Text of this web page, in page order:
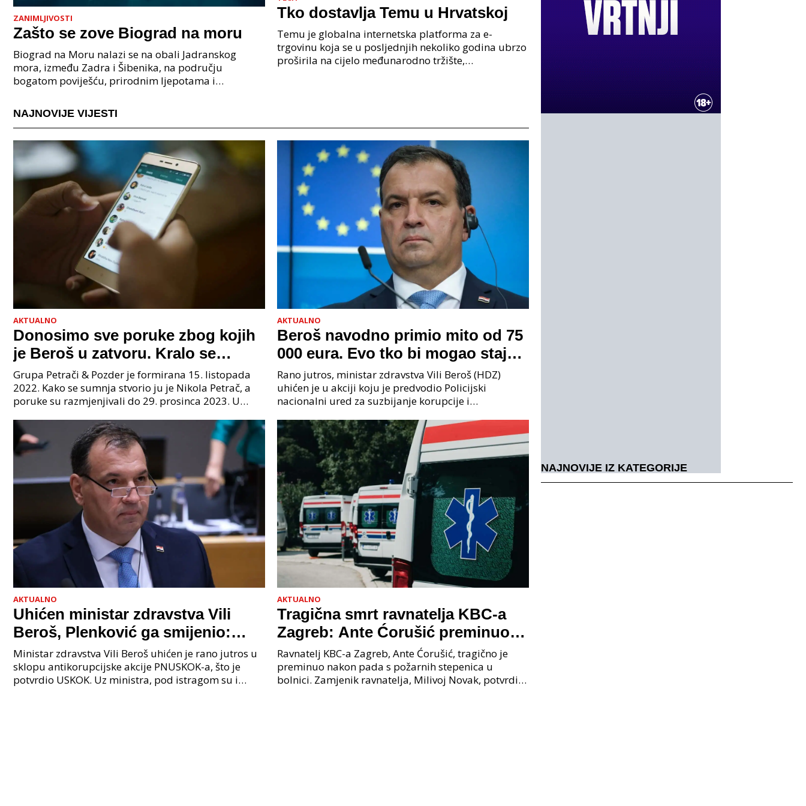
ZANIMLJIVOSTI
Zašto se zove Biograd na moru
Biograd na Moru nalazi se na obali Jadranskog
mora, između Zadra i Šibenika, na području
bogatom poviješću, prirodnim ljepotama i
moru? Njegovo ime doslo
Tko dostavlja Temu u Hrvatskoj
Temu je globalna internetska platforma za e-
trgovinu koja se u posljednjih nekoliko godina ubrzo
proširila na cijelo međunarodno tržište,
NAJNOVIJE VIJESTI
AKTUALNO
Donosimo sve poruke zbog kojih
je Beroš u zatvoru. Kralo se
godinama. Tko će iz vlade biti
sljedeći uhićen?
Grupa Petrači & Pozder je formirana 15. listopada
2022. Kako se sumnja stvorio ju je Nikola Petrač, a
poruke su razmjenjivali do 29. prosinca 2023. U
AKTUALNO
Beroš navodno primio mito od 75
000 eura. Evo tko bi mogao stajati
na čelu zločinačkog udruženja
Rano jutros, ministar zdravstva Vili Beroš (HDZ)
uhićen je u akciji koju je predvodio Policijski
nacionalni ured za suzbijanje korupcije i
priopćenju USKOK
AKTUALNO
Uhićen ministar zdravstva Vili
Beroš, Plenković ga smijenio:
Istraga USKOK-a zbog korupcije
Ministar zdravstva Vili Beroš uhićen je rano jutros u
sklopu antikorupcijske akcije PNUSKOK-a, što je
potvrdio USKOK. Uz ministra, pod istragom su i
AKTUALNO
Tragična smrt ravnatelja KBC-a
Zagreb: Ante Ćorušić preminuo
nakon pada u bolnici, policija na
mjestu događaja
Ravnatelj KBC-a Zagreb, Ante Ćorušić, tragično je
preminuo nakon pada s požarnih stepenica u
bolnici. Zamjenik ravnatelja, Milivoj Novak, potvrdio
NAJNOVIJE IZ KATEGORIJE